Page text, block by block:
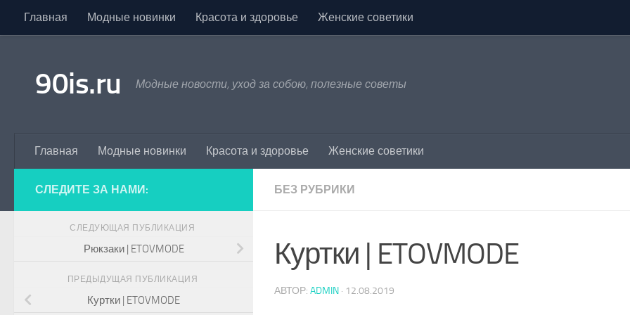
Skip to content
Главная Модные новинки Красота и здоровье Женские советики
90is.ru Модные новости, уход за собою, полезные советы
Главная Модные новинки Красота и здоровье Женские советики
БЕЗ РУБРИКИ
Куртки | ETOVMODE
АВТОР: ADMIN · 12.08.2019
СЛЕДИТЕ ЗА НАМИ:
СЛЕДУЮЩАЯ ПУБЛИКАЦИЯ
Рюкзаки | ETOVMODE
ПРЕДЫДУЩАЯ ПУБЛИКАЦИЯ
Куртки | ETOVMODE